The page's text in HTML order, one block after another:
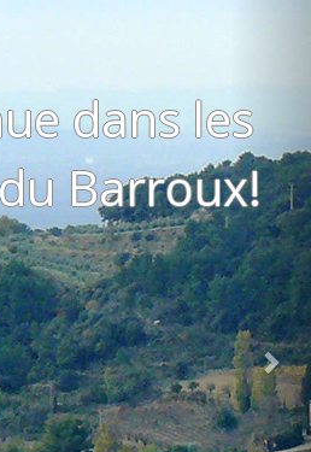
dans les
Barroux!